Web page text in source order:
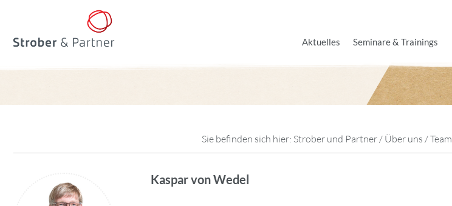
Aktuelles Seminare & Trainings
Sie befinden sich hier: Strober und Partner/ Über uns /Team
Kaspar von Wedel